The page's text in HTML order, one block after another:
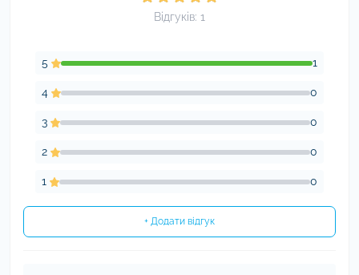
Відгуків: 1
5 1
4 0
3 0
2 0
1 0
+ Додати відгук